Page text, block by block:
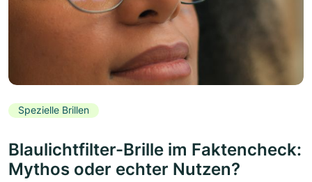
Spezielle Brillen
Blaulichtfilter-Brille im Faktencheck:
Mythos oder echter Nutzen?